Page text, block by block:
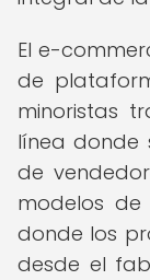
El e-
de
minoristas
línea donde
de
modelos de
donde los
desde el